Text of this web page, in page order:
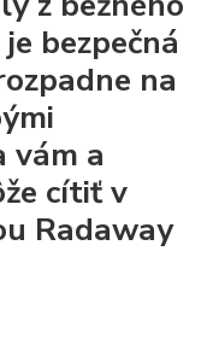
bezpečná
na
vám a
cítiť v
Radaway